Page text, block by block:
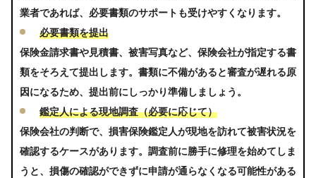
業者であれば、必要書類のサポートも受けやすくなります。
必要書類を提出
保険金請求書や見積書、被害写真など、保険会社が指定する書
類をそろえて提出します。書類に不備があると審査が遅れる原
因になるため、提出前にしっかり準備しましょう。
鑑定人による現地調査（必要に応じて）
保険会社の判断で、損害保険鑑定人が現地を訪れて被害状況を
確認するケースがあります。調査前に勝手に修理を始めてしま
うと、損傷の確認ができずに申請が通らなくなる可能性がある